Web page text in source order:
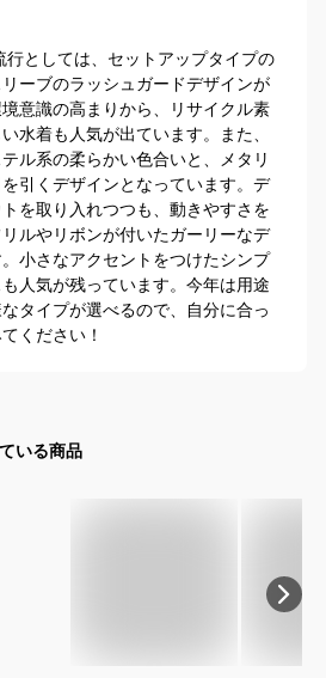
行としては、セットアップタイプの
ーブのラッシュガードデザインが
意識の高まりから、リサイクル素
水着も人気が出ています。また、
ル系の柔らかい色合いと、メタリ
引くデザインとなっています。デ
を取り入れつつも、動きやすさを
ルやリボンが付いたガーリーなデ
小さなアクセントをつけたシンプ
人気が残っています。今年は用途
タイプが選べるので、自分に合っ
ください！
いる商品